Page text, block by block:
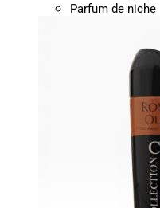
Parfum de niche